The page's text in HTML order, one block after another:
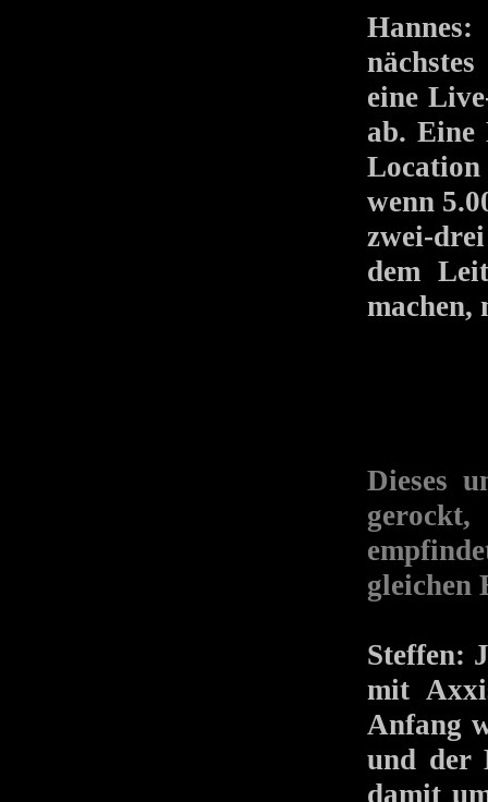
eine
ab.
wenn
zwei-
dem
machen,
Dieses
gerockt,
gleichen
Steffen:
mit
Anfang
und der
damit